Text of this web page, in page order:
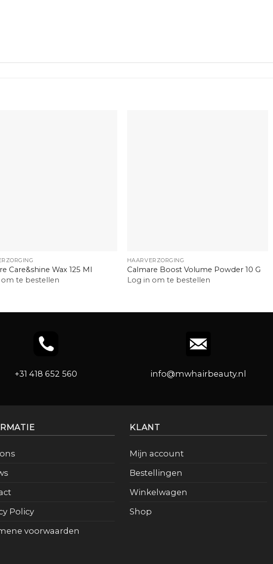
Care&shine Wax 125 Ml
om te bestellen
HAARVERZORGING
Calmare Boost Volume Powder 10 G
Log in om te bestellen
+31 418 652 560 info@mwhairbeauty.nl
Policy
voorwaarden
KLANT
Mijn account
Bestellingen
Winkelwagen
Shop